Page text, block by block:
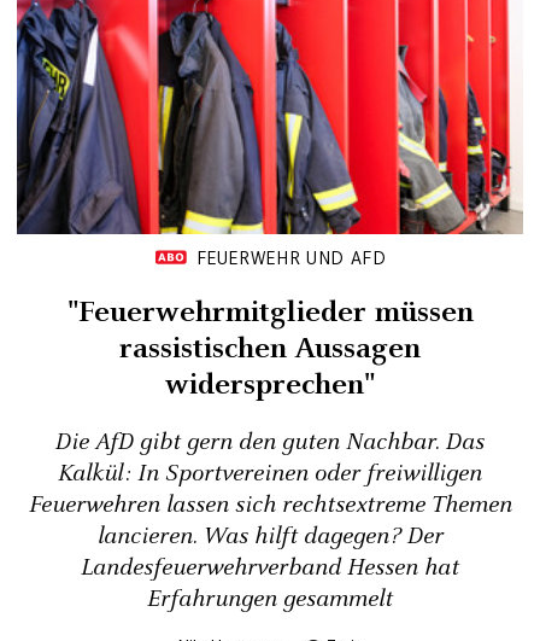
FEUERWEHR UND AFD
"Feuerwehrmitglieder müssen
rassistischen Aussagen
widersprechen"
Die AfD gibt gern den guten Nachbar. Das
Kalkül: In Sportvereinen oder freiwilligen
Feuerwehren lassen sich rechtsextreme Themen
lancieren. Was hilft dagegen? Der
Landesfeuerwehrverband Hessen hat
Erfahrungen gesammelt